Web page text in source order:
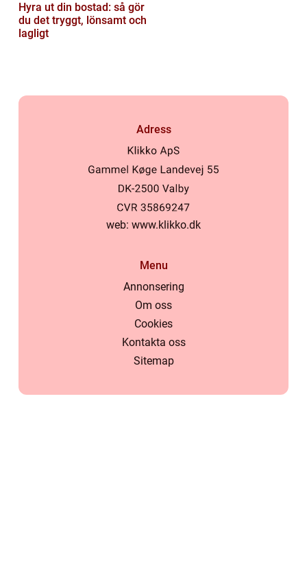
Hyra ut din bostad: så gör
du det tryggt, lönsamt och
lagligt
Adress
web: www.klikko.dk
Menu
Annonsering
Om oss
Cookies
Kontakta oss
Sitemap